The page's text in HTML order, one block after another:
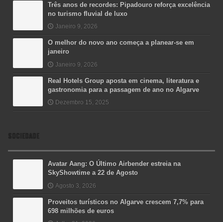
Três anos de recordes: Pipadouro reforça excelência
no turismo fluvial de luxo
Janeiro 9, 2026
O melhor do novo ano começa a planear-se em
janeiro
Janeiro 9, 2026
Real Hotels Group aposta em cinema, literatura e
gastronomia para a passagem de ano no Algarve
Dezembro 15, 2025
SOCIEDADE
Avatar Aang: O Último Airbender estreia na
SkyShowtime a 22 de Agosto
Agosto 3, 2026
Proveitos turísticos no Algarve crescem 7,7% para
698 milhões de euros